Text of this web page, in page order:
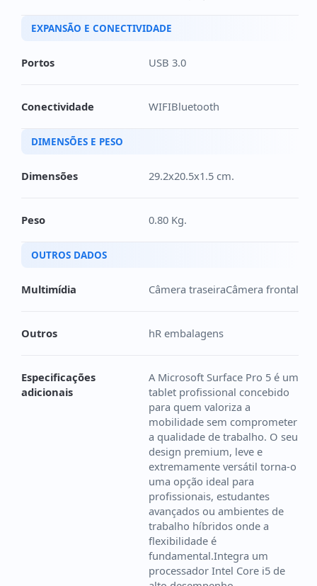
EXPANSÃO E CONECTIVIDADE
Portos USB 3.0
Conectividade WIFIBluetooth
DIMENSÕES E PESO
Dimensões 29.2x20.5x1.5 cm.
Peso 0.80 Kg.
OUTROS DADOS
Multimídia Câmera traseiraCâmera frontal
Outros hR embalagens
Especificações
adicionais
A Microsoft Surface Pro 5 é um
tablet profissional concebido
para quem valoriza a
mobilidade sem comprometer
a qualidade de trabalho. O seu
design premium, leve e
extremamente versátil torna-o
uma opção ideal para
profissionais, estudantes
avançados ou ambientes de
trabalho híbridos onde a
flexibilidade é
fundamental.Integra um
processador Intel Core i5 de